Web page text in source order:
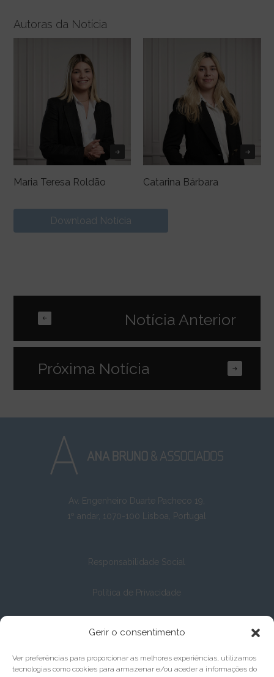
Gerir o consentimento
Ver preferências para proporcionar as melhores experiências, utilizamos
tecnologias como cookies para armazenar e/ou aceder a informações do
Autoras da Notícia
Maria Teresa Roldão Catarina Bárbara
Download Notícia
Av. Engenheiro Duarte Pacheco 19,
1º andar, 1070-100 Lisboa, Portugal
Responsabilidade Social
Política de Privacidade